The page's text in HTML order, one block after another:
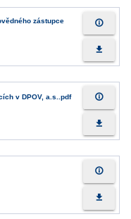
zástupce
info_outline
file_download
v DPOV, a.s..pdf info_outline
file_download
info_outline
file_download